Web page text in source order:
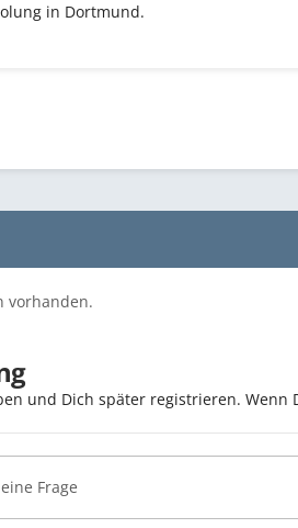
in Dortmund.
vorhanden.
und Dich später registrieren. Wenn
Frage